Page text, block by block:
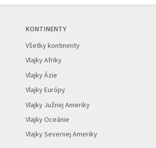
KONTINENTY
Všetky kontinenty
Vlajky Afriky
Vlajky Ázie
Vlajky Európy
Vlajky Južnej Ameriky
Vlajky Oceánie
Vlajky Severnej Ameriky